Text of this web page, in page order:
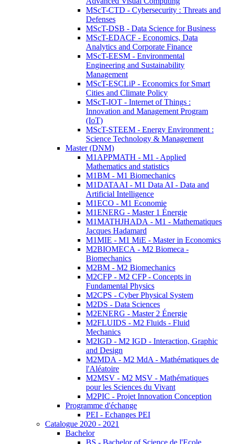
MScT-CTD - Cybersecurity : Threats and
Defenses
MScT-DSB - Data Science for Business
MScT-EDACF - Economics, Data
Analytics and Corporate Finance
MScT-EESM - Environmental
Engineering and Sustainability
Management
MScT-ESCLiP - Economics for Smart
Cities and Climate Policy
MScT-IOT - Internet of Things :
Innovation and Management Program
(IoT)
MScT-STEEM - Energy Environment :
Science Technology & Management
Master (DNM)
M1APPMATH - M1 - Applied
Mathematics and statistics
M1BM - M1 Biomechanics
M1DATAAI - M1 Data AI - Data and
Artificial Intelligence
M1ECO - M1 Economie
M1ENERG - Master 1 Énergie
M1MATHJHADA - M1 - Mathematiques
Jacques Hadamard
M1MIE - M1 MiE - Master in Economics
M2BIOMECA - M2 Biomeca -
Biomechanics
M2BM - M2 Biomechanics
M2CFP - M2 CFP - Concepts in
Fundamental Physics
M2CPS - Cyber Physical System
M2DS - Data Sciences
M2ENERG - Master 2 Énergie
M2FLUIDS - M2 Fluids - Fluid
Mechanics
M2IGD - M2 IGD - Interaction, Graphic
and Design
M2MDA - M2 MdA - Mathématiques de
l'Aléatoire
M2MSV - M2 MSV - Mathématiques
pour les Sciences du Vivant
M2PIC - Projet Innovation Conception
Programme d'échange
PEI - Echanges PEI
Catalogue 2020 - 2021
Bachelor
BS - Bachelor of Science de l'Ecole